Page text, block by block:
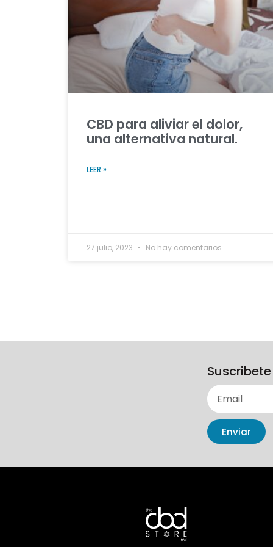
CBD para aliviar el dolor,
una alternativa natural.
LEER »
27 julio, 2023 No hay comentarios
Enviar